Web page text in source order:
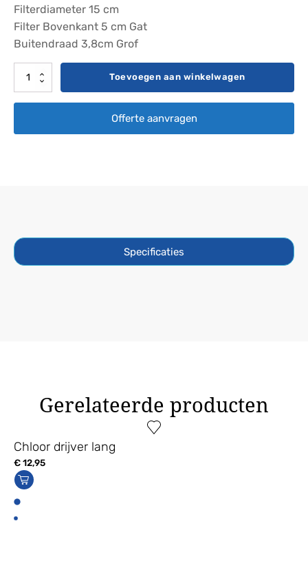
Filterdiameter 15 cm
Filter Bovenkant 5 cm Gat
Buitendraad 3,8cm Grof
Filter
Darlly
Toevoegen aan winkelwagen
Offerte aanvragen
Specificaties
Gerelateerde producten
Chloor drijver lang
€12,95